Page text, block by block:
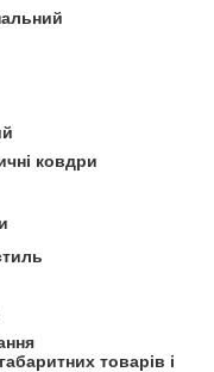
ковдри
товарів і